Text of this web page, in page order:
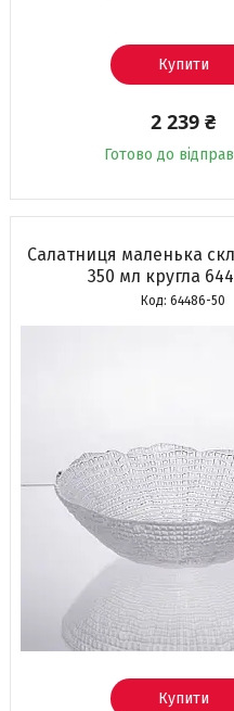
Купити
2 239 ₴
Готово до
Салатниця маленька
350 мл кругла
64486-50
Купити